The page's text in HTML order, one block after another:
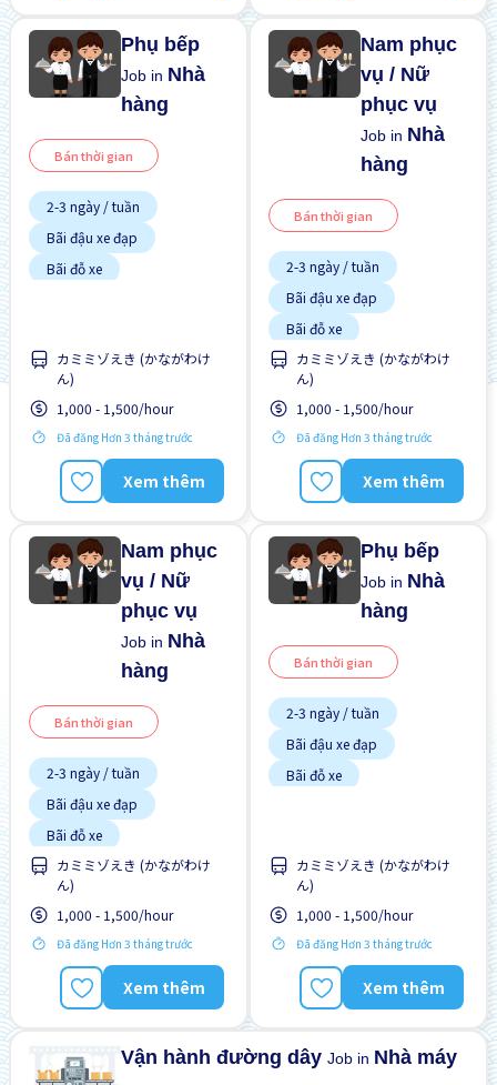
Phụ bếp
Job in Nhà
hàng
Bán thời gian
2-3 ngày / tuần
Bãi đậu xe đạp
Bãi đỗ xe
Giao dịch đã thanh toán
Hỗ trợ bữa ăn
Ít hơn theo thời gian
Không cần kinh nghiệm
カミミゾえき (かながわけ
ん)
1,000 - 1,500/hour
Đã đăng Hơn 3 tháng trước
Xem thêm
Nam phục
vụ / Nữ
phục vụ
Job in Nhà
hàng
Bán thời gian
2-3 ngày / tuần
Bãi đậu xe đạp
Bãi đỗ xe
Có chỗ ở lại
Giao dịch đã thanh toán
Hỗ trợ bữa ăn
Không cần kinh nghiệm
Lao động người nước
カミミゾえき (かながわけ
ん)
1,000 - 1,500/hour
Đã đăng Hơn 3 tháng trước
Xem thêm
Nam phục
vụ / Nữ
phục vụ
Job in Nhà
hàng
Bán thời gian
2-3 ngày / tuần
Bãi đậu xe đạp
Bãi đỗ xe
Có chỗ ở lại
Giao dịch đã thanh toán
Hỗ trợ bữa ăn
Không cần kinh nghiệm
Lao động người nước
カミミゾえき (かながわけ
ん)
1,000 - 1,500/hour
Đã đăng Hơn 3 tháng trước
Xem thêm
Phụ bếp
Job in Nhà
hàng
Bán thời gian
2-3 ngày / tuần
Bãi đậu xe đạp
Bãi đỗ xe
Hỗ trợ bữa ăn
Ít hơn theo thời gian
Không cần kinh nghiệm
Lao động người nước
ngoài
カミミゾえき (かながわけ
ん)
1,000 - 1,500/hour
Đã đăng Hơn 3 tháng trước
Xem thêm
Vận hành đường dâyJob in Nhà máy